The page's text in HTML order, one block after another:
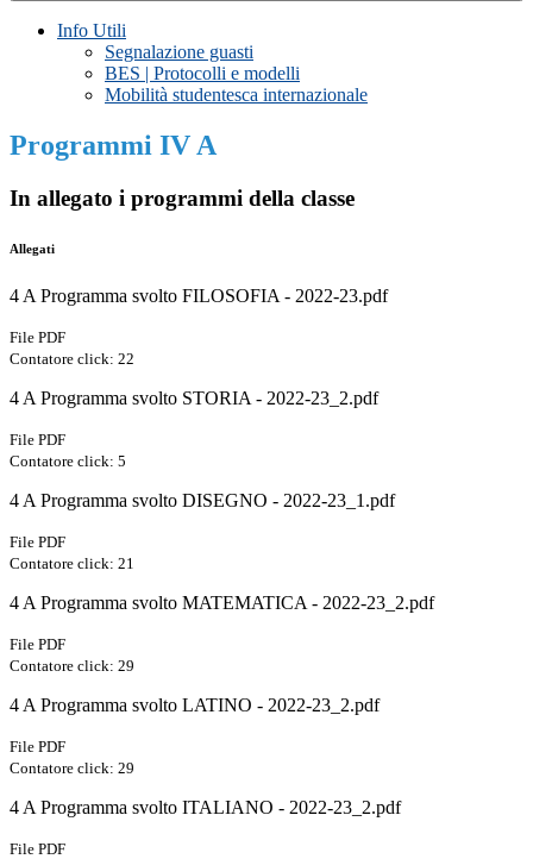
Info Utili
Segnalazione guasti
BES | Protocolli e modelli
Mobilità studentesca internazionale
Programmi IV A
In allegato i programmi della classe
Allegati
4 A Programma svolto FILOSOFIA - 2022-23.pdf
File PDF
Contatore click: 22
4 A Programma svolto STORIA - 2022-23_2.pdf
File PDF
Contatore click: 5
4 A Programma svolto DISEGNO - 2022-23_1.pdf
File PDF
Contatore click: 21
4 A Programma svolto MATEMATICA - 2022-23_2.pdf
File PDF
Contatore click: 29
4 A Programma svolto LATINO - 2022-23_2.pdf
File PDF
Contatore click: 29
4 A Programma svolto ITALIANO - 2022-23_2.pdf
File PDF